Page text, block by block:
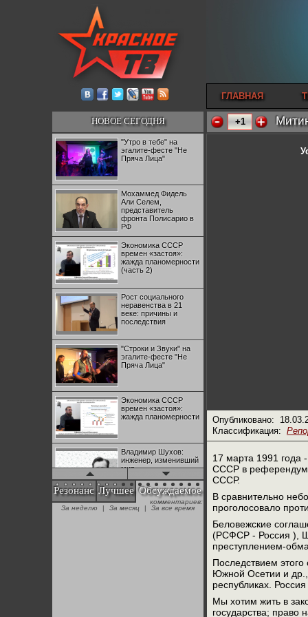
ГЛАВНАЯ
НОВОЕ СЕГОДНЯ
"Утро в тебе" на
эгалите-фесте "Не
Пряча Лица"
Мохаммед Фидель
Али Селем,
представитель
фронта Полисарио в
РФ
Экономика СССР
времен «застоя»:
жажда планомерности
(часть 2)
Рост социального
неравенства в 21
веке: причины и
последствия
"Строки и Звуки" на
эгалите-фесте "Не
Пряча Лица"
Экономика СССР
времен «застоя»:
жажда планомерности
Владимир Шухов:
инженер, изменивший
мир
"Аркадий Коц" на
эгалите-фесте "Не
Резонанс Лучшее Обсуждаемое
комментариев:
За неделю
| За месяц | За все время
+1
Опубликовано:
Классификация:
17 марта 1991 года
СССР в
СССР.
В сравнительно
проголосовало
Беловежские
(РСФСР - Россия ),
преступлением-
Последствием
Южной Осетии и др.,
республиках.
Мы хотим жить в
государства; право